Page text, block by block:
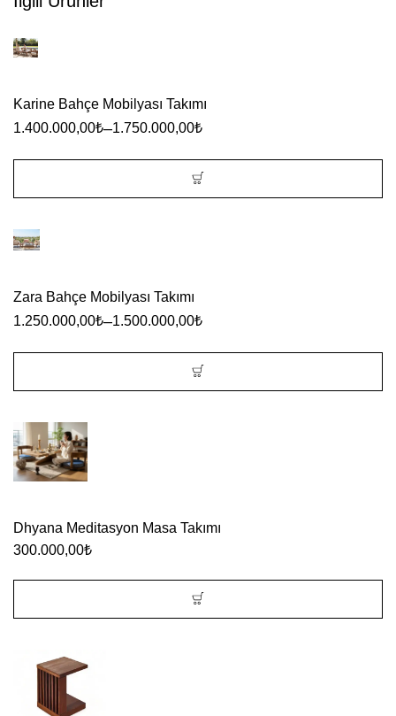
varyasyonu
Seçenekler
ürün
sayfasından
Karine Bahçe Mobilyası Takımı
1.400.000,00₺–1.750.000,00₺
ürünün
fazla
varyasyonu
ürün
sayfasından
seçilebilir
Zara Bahçe Mobilyası Takımı
1.250.000,00₺–1.500.000,00₺
ürünün
birden
fazla
var.
Seçenekler
sayfasından
Dhyana Meditasyon Masa Takımı
300.000,00₺